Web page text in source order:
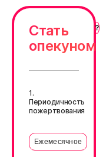
Стать
опекуном
1.
Периодичность
пожертвования
Ежемесячное